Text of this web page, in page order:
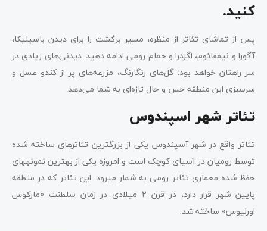
کنید.
پس از تماشای تئاتر از منظره، مسیر برگشت را برای دیدن باسیلیکا،
آگورا و نیمفائوم، اگزدرا و حمام رومی ادامه دهید. دیدنی‌های زیادی در
سر راهتان خواهد بود: گل‌های رنگارنگ، مزرعه‌های پر از کندو عسل و
سرسبزی این منطقه حس و حال تازه‌ای به شما می‌دهد.
تئاتر شهر اسپندوس
تئاتر واقع در شهر آسپندوس یکی از بزرگ­ترین تئاترهای ساخته شده
توسط رومیان در آسیای کوچک است و امروزه یکی از بهترین نمونه­های
حفظ شده معماری تئاتر رومی به شمار می­رود. این تئاتر که در منطقه
پایین شهر قرار دارد، در قرن 2 میلادی در زمان سلطنت «مارکوس
اورلیوس» ساخته شد.